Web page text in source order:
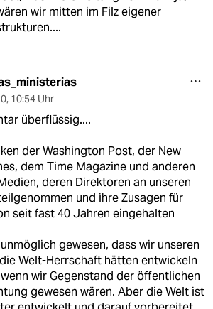
wir mitten im Filz eigener
, 10:54 Uhr
überflüssig....
der Washington Post, der New
dem Time Magazine und anderen
deren Direktoren an unseren
und ihre Zusagen für
seit fast 40 Jahren eingehalten
gewesen, dass wir unseren
Welt-Herrschaft hätten entwickeln
wir Gegenstand der öffentlichen
gewesen wären. Aber die Welt ist